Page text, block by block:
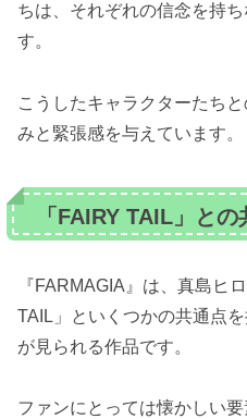
ちは、それぞれの信念を持
す。
こうしたキャラクターたち
みと緊張感を与えています。
「FAIRY TAIL」と
『FARMAGIA』は、真島ヒ
TAIL」といくつかの共通点
が見られる作品です。
ファンにとっては懐かしい